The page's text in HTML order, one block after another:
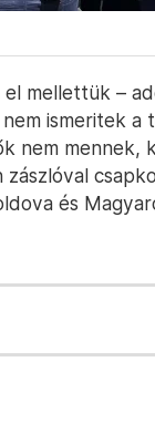
mellettük –
ismeritek a
nem mennek,
és